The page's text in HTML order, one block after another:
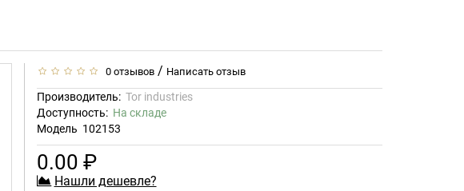
0 отзывов / Написать отзыв
Производитель: Tor industries
Доступность: На складе
Модель 102153
0.00 ₽
Нашли дешевле?